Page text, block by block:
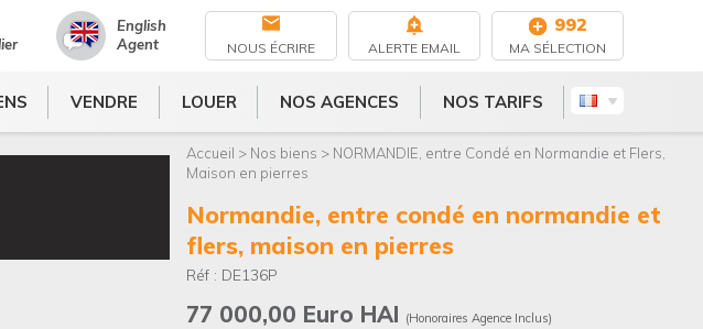
English
Agent
NOUS ÉCRIRE ALERTE EMAIL MA SÉLECTION
992
VENDRE
LOUER
NOS AGENCES
NOS TARIFS
et Flers, Maison en pierres
Accueil > Nos biens > NORMANDIE, entre Condé en Normandie et Flers,
Maison en pierres
normandie, entre condé en normandie et
flers, maison en pierres
Réf : DE136P
77 000,00 Euro HAI (Honoraires Agence Inclus)